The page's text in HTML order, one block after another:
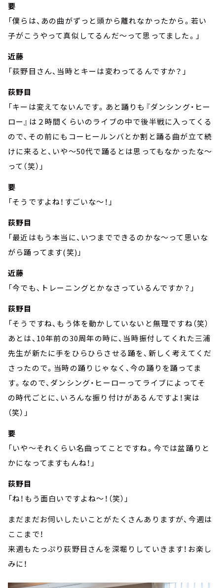
要
「僕らは、あの曲がずっと頭から離れなかったから。若い
子がこうやって真似してるんだ～って思ってました。」
近藤
「荻野目さん、当時とキーは変わってるんですか？」
荻野目
「キーは変えてないんです。あと踊りも『ダンシング・ヒー
ロー』は２時間くらいのライブの中で後半戦に入ってくる
ので、その前にもコーヒールンバとか割と踊る曲が立て続
けに来ると、いや～50代で踊るとは思ってもなかったな～
って（笑）」
要
「そうですよね！すごいな～！」
荻野目
「最近はもう本当に、いつまでできるのかな～って思いな
がら踊ってます(笑)」
近藤
「今でも、トレーニングとかなさっているんですか？」
荻野目
「そうですね、もう体を動かしていないと無理ですね（笑）
あとは、10年前の30周年の時に、当時振付してくれた三浦
先生が新たに手をひらひらさせる踊を、新しく考えてくだ
さったので。当時の踊りじゃなく、今の踊りを踊ってま
す。なので、ダンシング・ヒーローってライブによってそ
の時代ごとに、いろんな振り付けがあるんですよ！実は
（笑）」
要
「いや～それくらい名曲ってことですね。今では盆踊りと
かになってますもんね！」
荻野目
「ね！もう面白いですよね～！（笑）」
まだまだお伺いしたいことがたくさんありますが、今週は
ここまで！
来週もたっぷり荻野目さんを深堀りしていきます！お楽し
みに！